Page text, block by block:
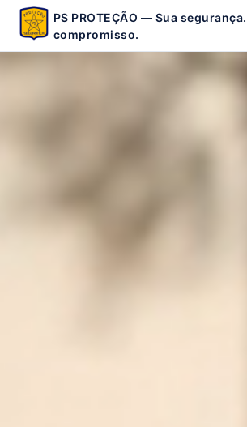
PS PROTEÇÃO — Sua
compromisso.